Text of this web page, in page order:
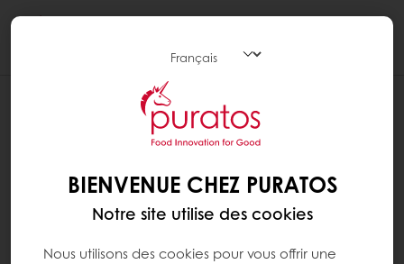
BIENVENUE CHEZ PURATOS
Notre site utilise des cookies
Nous utilisons des cookies pour vous offrir une